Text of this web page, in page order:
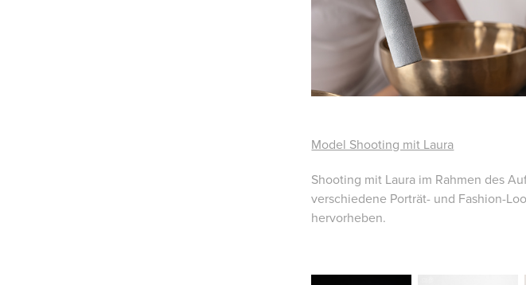
Model Shooting mit Laura
Shooting mit Laura im Rahmen des
verschiedene Porträt- und Fashion-
hervorheben.